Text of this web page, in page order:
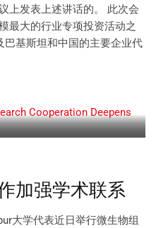
上发表上述讲话的。 此次会
最大的行业专项投资活动之
巴基斯坦和中国的主要企业代
加强学术联系
大学代表近日举行微生物组